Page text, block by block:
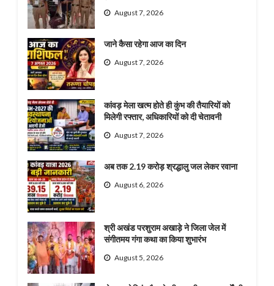
August 7, 2026
जाने कैसा रहेगा आज का दिन
August 7, 2026
कांवड़ मेला खत्म होते ही कुंभ की तैयारियों को
मिलेगी रफ्तार, अधिकारियों को दी चेतावनी
August 7, 2026
अब तक 2.19 करोड़ श्रद्धालु जल लेकर रवाना
August 6, 2026
श्री अखंड परशुराम अखाड़े ने जिला जेल में
संगीतमय गंगा कथा का किया शुभारंभ
August 5, 2026